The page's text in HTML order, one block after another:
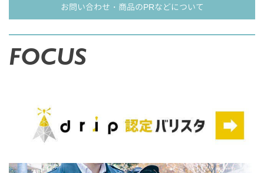
お問い合わせ・商品のPRなどについて
FOCUS